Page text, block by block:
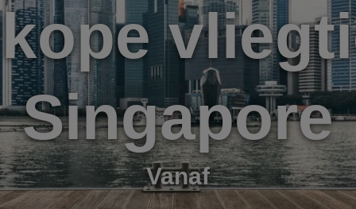
Singapore
Vanaf